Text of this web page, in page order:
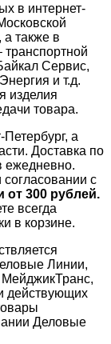
в интернет-
а также в
Сервис,
и т.д.
изделия
товара.
а
Доставка по
ежедневно.
с
от 300 рублей.
всегда
в корзине.
Линии,
МейджикТранс,
действующих
Деловые